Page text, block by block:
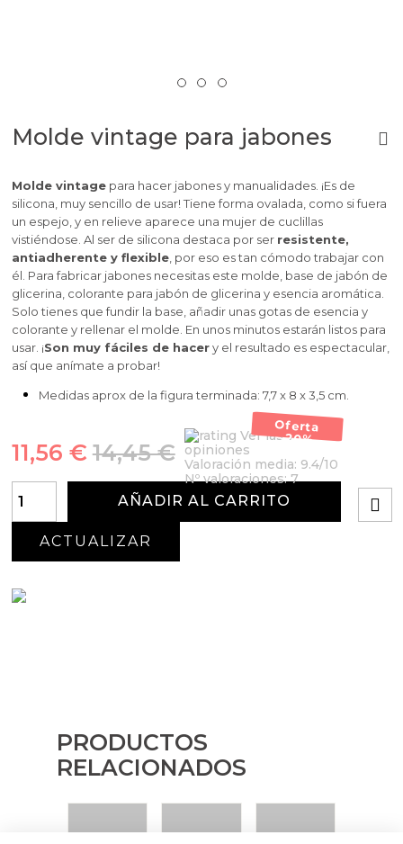
Molde vintage para jabones
Molde vintagepara hacer jabones y manualidades. ¡Es de
silicona, muy sencillo de usar! Tiene forma ovalada, como si fuera
un espejo, y en relieve aparece una mujer de cuclillas
vistiéndose. Al ser de silicona destaca por ser resistente,
antiadherente y flexible, por eso es tan cómodo trabajar con
él. Para fabricar jabones necesitas este molde, base de jabón de
glicerina, colorante para jabón de glicerina y esencia aromática.
Solo tienes que fundir la base, añadir unas gotas de esencia y
colorante y rellenar el molde. En unos minutos estarán listos para
usar. ¡Son muy fáciles de hacery el resultado es espectacular,
así que anímate a probar!
Medidas aprox de la figura terminada: 7,7 x 8 x 3,5 cm.
Oferta
-20%
14,45 €
11,56 €
Ver las 7
opiniones
Valoración media: 9.4/10
Nº valoraciones:7
AÑADIR AL CARRITO
PRODUCTOS
RELACIONADOS